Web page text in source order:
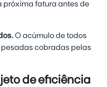
próxima fatura antes de
O acúmulo de todos
cobradas pelas
de eficiência